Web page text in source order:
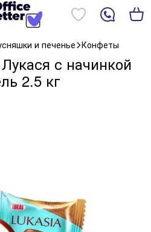
и печенье Конфеты
с начинкой
2.5 кг